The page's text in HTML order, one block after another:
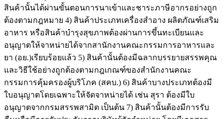
สินค้านั้นได้ผ่านขั้นตอนการนาเข้าและชาระภาษีอากรอย่างถูก
ต้องตามกฎหมาย 4) สินค้าประเภทเครื่องสำอาง ผลิตภัณฑ์เสริม
อาหาร หรือสินค้าบำรุงสุขภาพต้องผ่านการขึ้นทะเบียนและ
อนุญาตให้จาหน่ายได้จากสานักงานคณะกรรมการอาหารและ
ยา (อย.)เรียบร้อยแล้ว 5) สินค้านั้นต้องมีฉลากบรรยายสรรพคุณ
และวิธีใช้อย่างถูกต้องตามกฎเกณฑ์ของสำนักงานคณะ
กรรมการคุ้มครองผู้บริโภค (สคบ.) 6) สินค้าบางประเภทต้องมี
ใบอนุญาตโดยเฉพาะให้จัดจาหน่ายได้ เช่น สุรา ต้องมีใบ
อนุญาตจากกรมสรรพสามิต เป็นต้น 7) สินค้านั้นต้องมีการรับ